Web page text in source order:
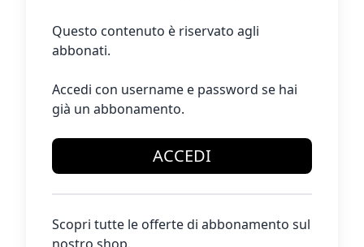
Questo contenuto è riservato agli
abbonati.
Accedi con username e password se hai
già un abbonamento.
ACCEDI
Scopri tutte le offerte di abbonamento sul